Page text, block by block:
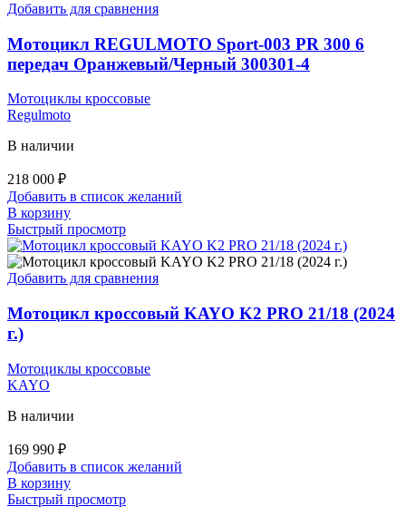
Добавить для сравнения
Мотоцикл REGULMOTO Sport-003 PR 300 6
передач Оранжевый/Черный 300301-4
Мотоциклы кроссовые
Regulmoto
В наличии
218 000 ₽
Добавить в список желаний
В корзину
Быстрый просмотр
Добавить для сравнения
Мотоцикл кроссовый KAYO K2 PRO 21/18 (2024
г.)
Мотоциклы кроссовые
KAYO
В наличии
169 990 ₽
Добавить в список желаний
В корзину
Быстрый просмотр